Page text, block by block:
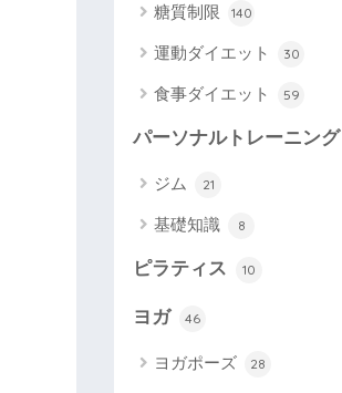
糖質制限 140
運動ダイエット 30
食事ダイエット 59
パーソナルトレーニング
ジム 21
基礎知識 8
ピラティス 10
ヨガ 46
ヨガポーズ 28